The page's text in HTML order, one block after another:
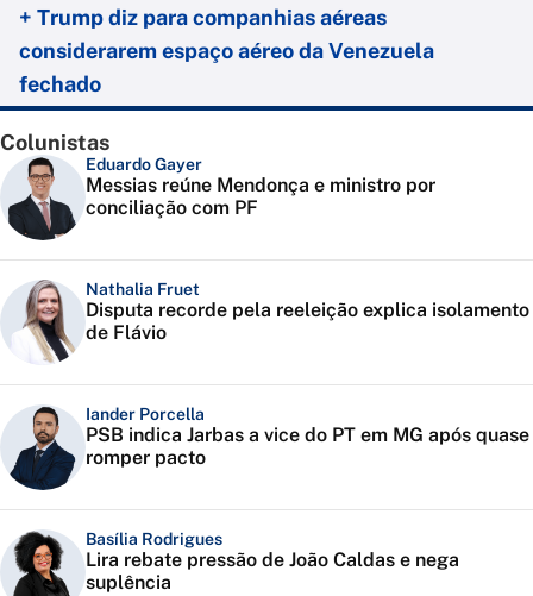
+ Trump diz para companhias aéreas
considerarem espaço aéreo da Venezuela
fechado
Colunistas
Eduardo Gayer
Messias reúne Mendonça e ministro por
conciliação com PF
Nathalia Fruet
Disputa recorde pela reeleição explica isolamento
de Flávio
Iander Porcella
PSB indica Jarbas a vice do PT em MG após quase
romper pacto
Basília Rodrigues
Lira rebate pressão de João Caldas e nega
suplência